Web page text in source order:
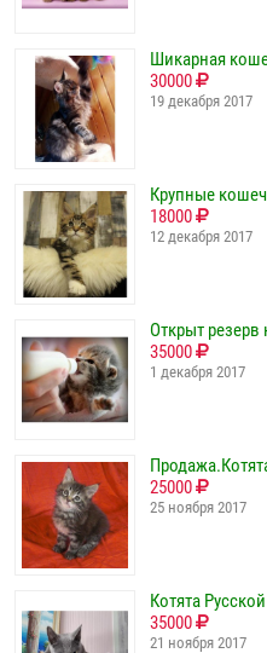
Шикарная
30000
19 декабря 2017
Крупные
18000
12 декабря 2017
Открыт
35000
1 декабря 2017
25000
25 ноября 2017
Котята
35000
21 ноября 2017